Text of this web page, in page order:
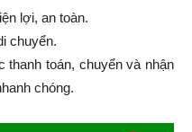
lợi, an toàn.
chuyển.
thanh toán, chuyển và nhận
chóng.